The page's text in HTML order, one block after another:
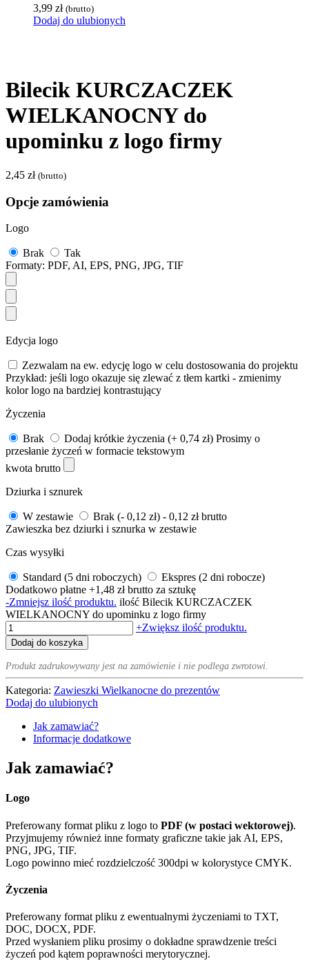
3,99 zł (brutto)
Dodaj do ulubionych
Bilecik KURCZACZEK
WIELKANOCNY do
upominku z logo firmy
2,45 zł (brutto)
Opcje zamówienia
Logo
Brak
Tak
Formaty: PDF, AI, EPS, PNG, JPG, TIF
Edycja logo
Zezwalam na ew. edycję logo w celu dostosowania do projektu
Przykład: jeśli logo okazuje się zlewać z tłem kartki - zmienimy
kolor logo na bardziej kontrastujący
Życzenia
Brak Dodaj krótkie życzenia (+ 0,74 zł) Prosimy o
przesłanie życzeń w formacie tekstowym
kwota brutto
Dziurka i sznurek
W zestawie Brak (- 0,12 zł) - 0,12 zł brutto
Zawieszka bez dziurki i sznurka w zestawie
Czas wysyłki
Standard (5 dni roboczych)
Ekspres (2 dni robocze)
Dodatkowo płatne +1,48 zł brutto za sztukę
-Zmniejsz ilość produktu. ilość Bilecik KURCZACZEK
WIELKANOCNY do upominku z logo firmy
+Zwiększ ilość produktu.
Dodaj do koszyka
Produkt zadrukowywany jest na zamówienie i nie podlega zwrotowi.
Kategoria: Zawieszki Wielkanocne do prezentów
Dodaj do ulubionych
Jak zamawiać?
Informacje dodatkowe
Jak zamawiać?
Logo
Preferowany format pliku z logo to PDF (w postaci wektorowej).
Przyjmujemy również inne formaty graficzne takie jak AI, EPS,
PNG, JPG, TIF.
Logo powinno mieć rozdzielczość 300dpi w kolorystyce CMYK.
Życzenia
Preferowany format pliku z ewentualnymi życzeniami to TXT,
DOC, DOCX, PDF.
Przed wysłaniem pliku prosimy o dokładne sprawdzenie treści
życzeń pod kątem poprawności merytorycznej.